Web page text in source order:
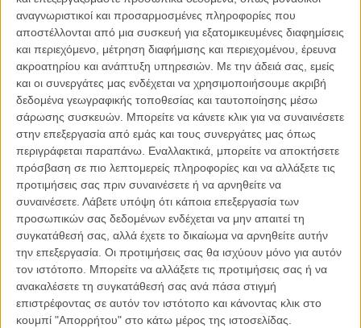
αναγνωριστικοί και προσαρμοσμένες πληροφορίες που
αποστέλλονται από μια συσκευή για εξατομικευμένες διαφημίσεις
και περιεχόμενο, μέτρηση διαφήμισης και περιεχομένου, έρευνα
ακροατηρίου και ανάπτυξη υπηρεσιών. Με την άδειά σας, εμείς
και οι συνεργάτες μας ενδέχεται να χρησιμοποιήσουμε ακριβή
δεδομένα γεωγραφικής τοποθεσίας και ταυτοποίησης μέσω
σάρωσης συσκευών. Μπορείτε να κάνετε κλικ για να συναινέσετε
στην επεξεργασία από εμάς και τους συνεργάτες μας όπως
περιγράφεται παραπάνω. Εναλλακτικά, μπορείτε να αποκτήσετε
πρόσβαση σε πιο λεπτομερείς πληροφορίες και να αλλάξετε τις
προτιμήσεις σας πριν συναινέσετε ή να αρνηθείτε να
συναινέσετε. Λάβετε υπόψη ότι κάποια επεξεργασία των
προσωπικών σας δεδομένων ενδέχεται να μην απαιτεί τη
συγκατάθεσή σας, αλλά έχετε το δικαίωμα να αρνηθείτε αυτήν
την επεξεργασία. Οι προτιμήσεις σας θα ισχύουν μόνο για αυτόν
τον ιστότοπο. Μπορείτε να αλλάξετε τις προτιμήσεις σας ή να
ανακαλέσετε τη συγκατάθεσή σας ανά πάσα στιγμή
επιστρέφοντας σε αυτόν τον ιστότοπο και κάνοντας κλικ στο
κουμπί "Απορρήτου" στο κάτω μέρος της ιστοσελίδας.
Μίκαελ Χάνεκε: «Το χειρότερο που θα μπορούσα να
κάνω θα ήταν να δίνω εγώ τις απαντήσεις»
04 ΟΚΤ 2012 Γιώργος Κρασσακόπουλος
Βραβεία Ευρωπαϊκής Ακαδημίας Κινηματογράφου: Με
«Αγάπη» από τη Μάλτα!
ΝΕΑ /02 ΔΕΚ 2012/ Μανώλης Κρανάκης
Sight & Sound: Οι 10 καλύτερες ταινίες του 2012!
Top Ten Flix 2012: Το νούμερο 3
ΘΕΜΑΤΑ /30 ΔΕΚ 2012/ Flix Team
Ο Μίκαελ Χάνεκε αποσύρει την «Αγάπη» από τα
βραβεία της Αυστριακής Ακαδημίας Κινηματογράφου
04 ΙΑΝ 2013 Γιώργος Κρασσακόπουλος